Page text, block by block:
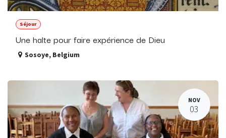
Séjour
Une halte pour faire expérience de Dieu
Sosoye, Belgium
NOV
03